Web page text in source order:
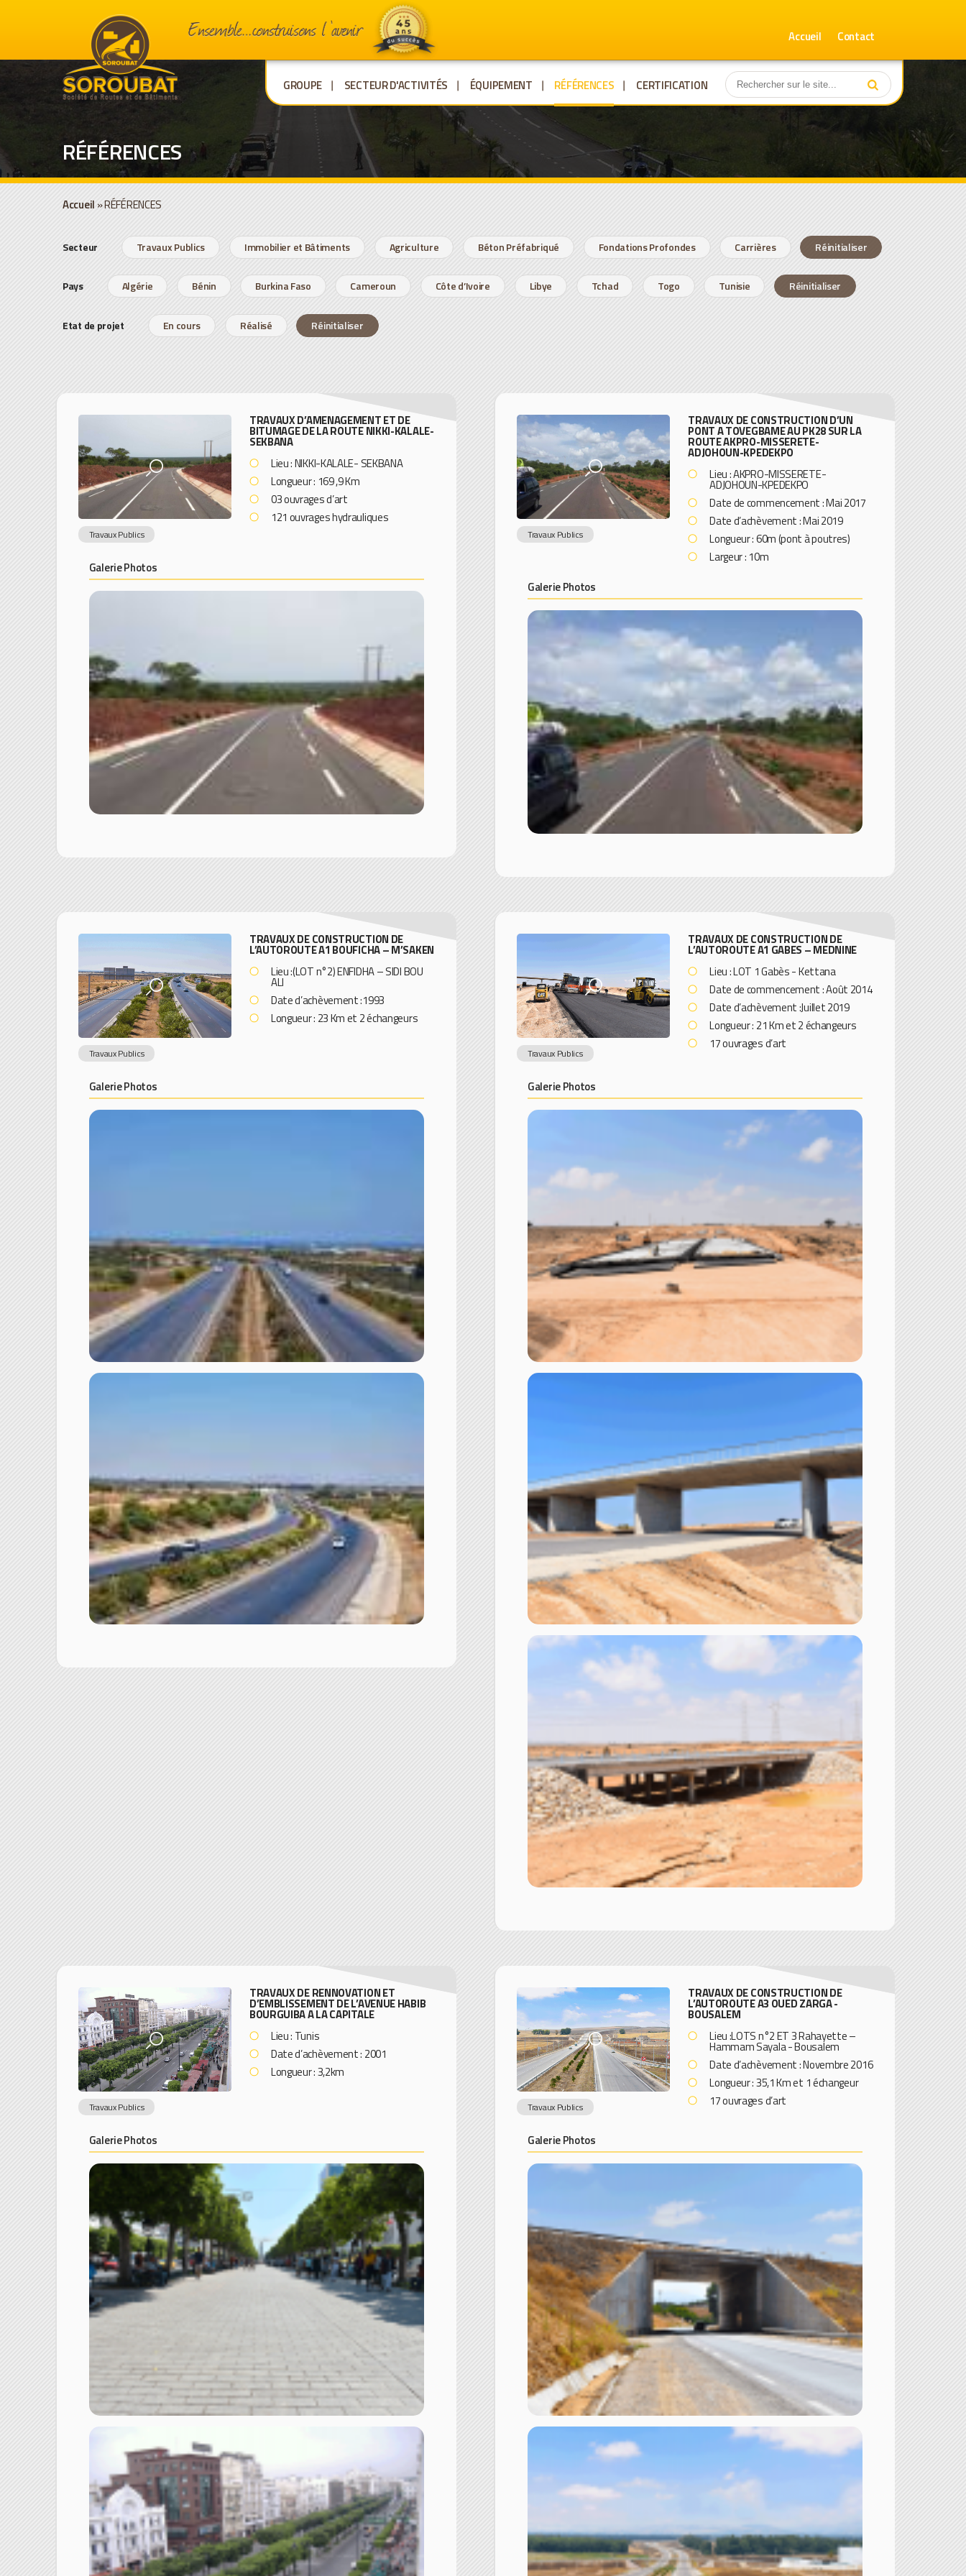
Accueil Contact
GROUPE SECTEUR D'ACTIVITÉS ÉQUIPEMENT RÉFÉRENCES CERTIFICATION
RÉFÉRENCES
Accueil »RÉFÉRENCES
Secteur Travaux Publics Immobilier et Bâtiments Agriculture Béton Préfabriqué Fondations Profondes Carrières Réinitialiser
Pays Algérie Bénin Burkina Faso Cameroun Côte d’Ivoire Libye Tchad Togo Tunisie Réinitialiser
Etat de projet En cours Réalisé Réinitialiser
Travaux Publics
TRAVAUX D’AMENAGEMENT ET DE
BITUMAGE DE LA ROUTE NIKKI-KALALE-
SEKBANA
Lieu : NIKKI-KALALE- SEKBANA
Longueur : 169 ,9 Km
03 ouvrages d’art
121 ouvrages hydrauliques
Galerie Photos
Travaux Publics
TRAVAUX DE CONSTRUCTION D’UN
PONT A TOVEGBAME AU PK28 SUR LA
ROUTE AKPRO-MISSERETE-
ADJOHOUN-KPEDEKPO
Lieu : AKPRO-MISSERETE-
ADJOHOUN-KPEDEKPO
Date de commencement : Mai 2017
Date d’achèvement: Mai 2019
Longueur : 60m (pont à poutres)
Largeur : 10m
Galerie Photos
Travaux Publics
TRAVAUX DE CONSTRUCTION DE
L’AUTOROUTE A1 BOUFICHA – M’SAKEN
Lieu :(LOT n°2) ENFIDHA – SIDI BOU
ALI
Date d’achèvement :1993
Longueur : 23 Km et 2 échangeurs
Galerie Photos
Travaux Publics
TRAVAUX DE CONSTRUCTION DE
L’AUTOROUTE A1 GABES – MEDNINE
Lieu : LOT 1 Gabès - Kettana
Date de commencement : Août 2014
Date d’achèvement :Juillet 2019
Longueur : 21 Km et 2 échangeurs
17 ouvrages d’art
Galerie Photos
Travaux Publics
TRAVAUX DE RENNOVATION ET
D’EMBLISSEMENT DE L’AVENUE HABIB
BOURGUIBA A LA CAPITALE
Lieu : Tunis
Date d’achèvement : 2001
Longueur : 3,2km
Galerie Photos
Travaux Publics
TRAVAUX DE CONSTRUCTION DE
L’AUTOROUTE A3 OUED ZARGA -
BOUSALEM
Lieu :LOTS n°2 ET 3 Rahayette –
Hammam Sayala - Bousalem
Date d’achèvement : Novembre 2016
Longueur : 35,1 Km et 1 échangeur
17 ouvrages d’art
Galerie Photos